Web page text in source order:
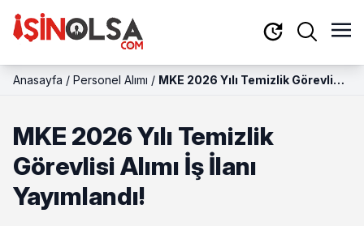
Anasayfa / Personel Alımı / MKE 2026 Yılı Temizlik Görevlisi
MKE 2026 Yılı Temizlik
Görevlisi Alımı İş İlanı
Yayımlandı!